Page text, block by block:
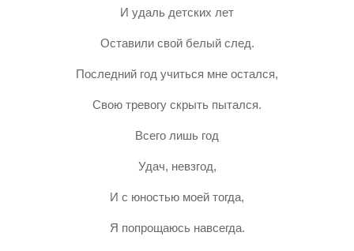
И удаль детских лет
Оставили свой белый след.
Последний год учиться мне остался,
Свою тревогу скрыть пытался.
Всего лишь год
Удач, невзгод,
И с юностью моей тогда,
Я попрощаюсь навсегда.